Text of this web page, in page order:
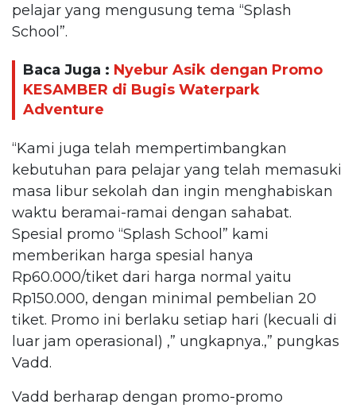
pelajar yang mengusung tema “Splash
School”.
Baca Juga : Nyebur Asik dengan Promo
KESAMBER di Bugis Waterpark
Adventure
“Kami juga telah mempertimbangkan
kebutuhan para pelajar yang telah memasuki
masa libur sekolah dan ingin menghabiskan
waktu beramai-ramai dengan sahabat.
Spesial promo “Splash School” kami
memberikan harga spesial hanya
Rp60.000/tiket dari harga normal yaitu
Rp150.000, dengan minimal pembelian 20
tiket. Promo ini berlaku setiap hari (kecuali di
luar jam operasional) ,” ungkapnya.,” pungkas
Vadd.
Vadd berharap dengan promo-promo